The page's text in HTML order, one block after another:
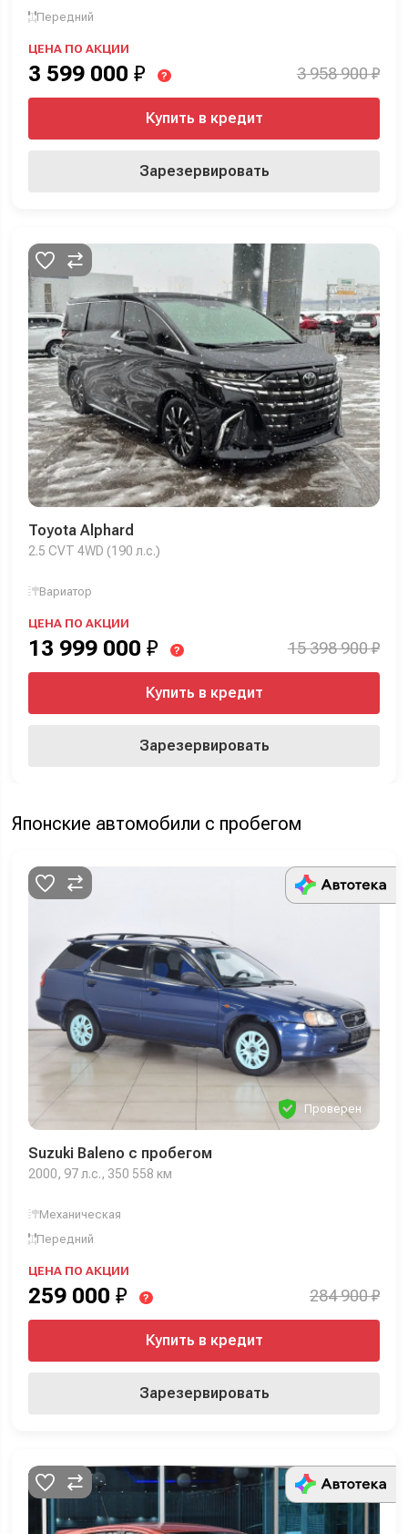
Передний
ЦЕНА ПО АКЦИИ
3 599 000 ₽ ? 3 958 900 ₽
Купить в кредит
Зарезервировать
Toyota Alphard
2.5 CVT 4WD (190 л.с.)
Вариатор
ЦЕНА ПО АКЦИИ
13 999 000 ₽ ? 15 398 900 ₽
Купить в кредит
Зарезервировать
Японские автомобили с пробегом
Проверен
Suzuki Baleno с пробегом
2000, 97 л.с., 350 558 км
Механическая
Передний
ЦЕНА ПО АКЦИИ
259 000 ₽ ? 284 900 ₽
Купить в кредит
Зарезервировать